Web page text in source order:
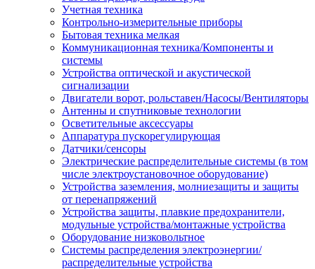
Учетная техника
Контрольно-измерительные приборы
Бытовая техника мелкая
Коммуникационная техника/Компоненты и
системы
Устройства оптической и акустической
сигнализации
Двигатели ворот, рольставен/Насосы/Вентиляторы
Антенны и спутниковые технологии
Осветительные аксессуары
Аппаратура пускорегулирующая
Датчики/сенсоры
Электрические распределительные системы (в том
числе электроустановочное оборудование)
Устройства заземления, молниезащиты и защиты
от перенапряжений
Устройства защиты, плавкие предохранители,
модульные устройства/монтажные устройства
Оборудование низковольтное
Системы распределения электроэнергии/
распределительные устройства